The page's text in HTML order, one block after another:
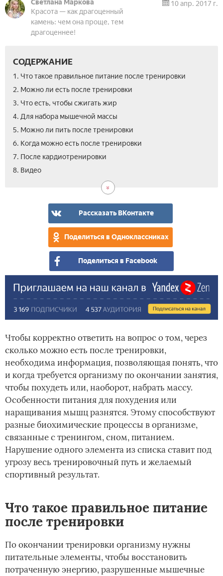
Светлана Маркова
Красота — как драгоценный
камень: чем она проще, тем
драгоценнее!
10 апр. 2017 г.
СОДЕРЖАНИЕ
1. Что такое правильное питание после тренировки
2. Можно ли есть после тренировки
3. Что есть, чтобы сжигать жир
4. Для набора мышечной массы
5. Можно ли пить после тренировки
6. Когда можно есть после тренировки
7. После кардиотренировки
8. Видео
Рассказать ВКонтакте
Поделиться в Одноклассниках
Поделиться в Facebook
Чтобы корректно ответить на вопрос о том, через
сколько можно есть после тренировки,
необходима информация, позволяющая понять, что
и когда требуется организму по окончании занятия,
чтобы похудеть или, наоборот, набрать массу.
Особенности питания для похудения или
наращивания мышц разнятся. Этому способствуют
разные биохимические процессы в организме,
связанные с тренингом, сном, питанием.
Нарушение одного элемента из списка ставит под
угрозу весь тренировочный путь и желаемый
спортивный результат.
Что такое правильное питание
после тренировки
По окончании тренировки организму нужны
питательные элементы, чтобы восстановить
потраченную энергию, разрушенные мышечные